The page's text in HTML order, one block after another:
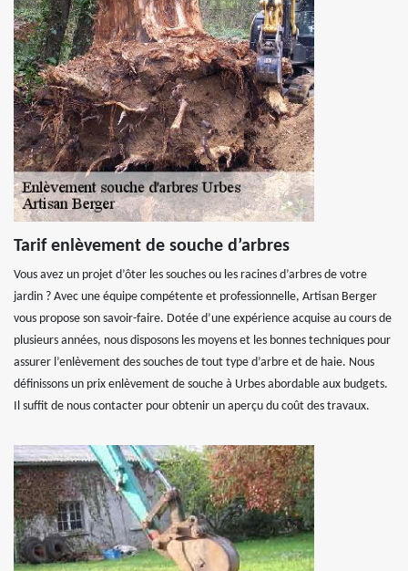
Tarif enlèvement de souche d’arbres
Vous avez un projet d’ôter les souches ou les racines d’arbres de votre
jardin ? Avec une équipe compétente et professionnelle, Artisan Berger
vous propose son savoir-faire. Dotée d’une expérience acquise au cours de
plusieurs années, nous disposons les moyens et les bonnes techniques pour
assurer l’enlèvement des souches de tout type d’arbre et de haie. Nous
définissons un prix enlèvement de souche à Urbes abordable aux budgets.
Il suffit de nous contacter pour obtenir un aperçu du coût des travaux.